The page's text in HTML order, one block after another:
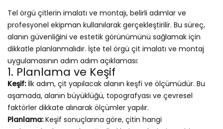
Tel örgü çitlerin imalatı ve montajı, belirli adımlar ve
profesyonel ekipman kullanılarak gerçekleştirilir. Bu süreç,
alanın güvenliğini ve estetik görünümünü sağlamak için
dikkatle planlanmalıdır. İşte tel örgü çit imalatı ve montaj
uygulamasının adım adım açıklaması:
1. Planlama ve Keşif
Keşif:İlk adım, çit yapılacak alanın keşfi ve ölçümüdür. Bu
aşamada, alanın büyüklüğü, topografyası ve çevresel
faktörler dikkate alınarak ölçümler yapılır.
Planlama:Keşif sonuçlarına göre, çitin hangi